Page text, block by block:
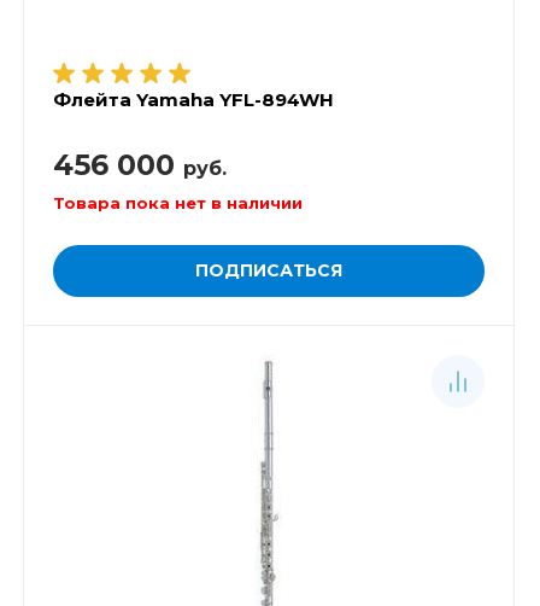
Флейта Yamaha YFL-894WH
456 000 руб.
Товара пока нет в наличии
ПОДПИСАТЬСЯ